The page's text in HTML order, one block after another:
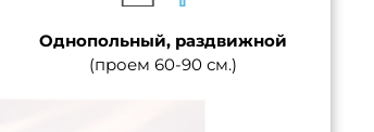
Однопольный, раздвижной
(проем 60-90 см.)